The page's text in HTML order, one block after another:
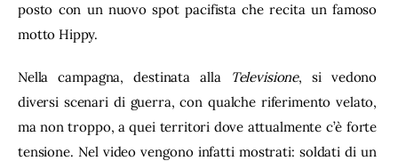
posto con un nuovo spot pacifista che recita un famoso
motto Hippy.
Nella campagna, destinata alla Televisione, si vedono
diversi scenari di guerra, con qualche riferimento velato,
ma non troppo, a quei territori dove attualmente c’è forte
tensione. Nel video vengono infatti mostrati: soldati di un